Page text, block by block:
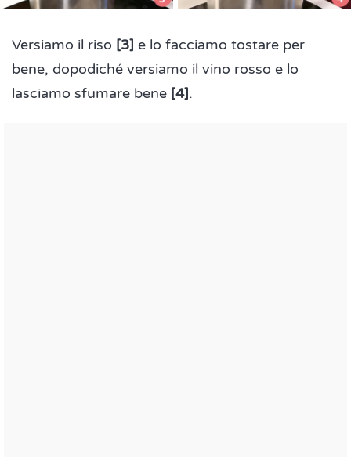
Versiamo il riso [3] e lo facciamo tostare per
bene, dopodiché versiamo il vino rosso e lo
lasciamo sfumare bene [4].